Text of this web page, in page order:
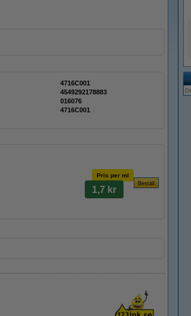
4716C001
4549292178883
016076
4716C001
Pris per ml
1,7 kr